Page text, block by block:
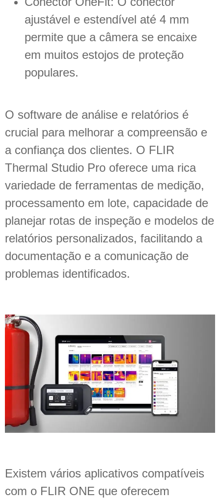
ajustável e estendível até 4 mm
permite que a câmera se encaixe
em muitos estojos de proteção
populares.
O software de análise e relatórios é
crucial para melhorar a compreensão e
a confiança dos clientes. O FLIR
Thermal Studio Pro oferece uma rica
variedade de ferramentas de medição,
processamento em lote, capacidade de
planejar rotas de inspeção e modelos de
relatórios personalizados, facilitando a
documentação e a comunicação de
problemas identificados.
Existem vários aplicativos compatíveis
com o FLIR ONE que oferecem